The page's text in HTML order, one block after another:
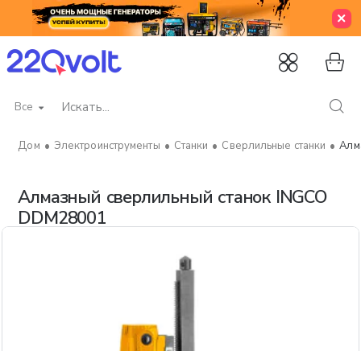
Все
Искать...
Алмазный сверлильный станок INGCO
DDM28001
Электроинструменты Станки Сверлильные станки